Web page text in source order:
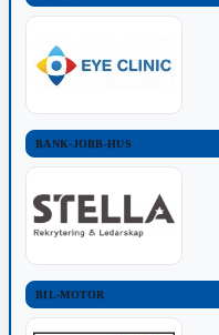
BANK-JOBB-HUS
BIL-MOTOR